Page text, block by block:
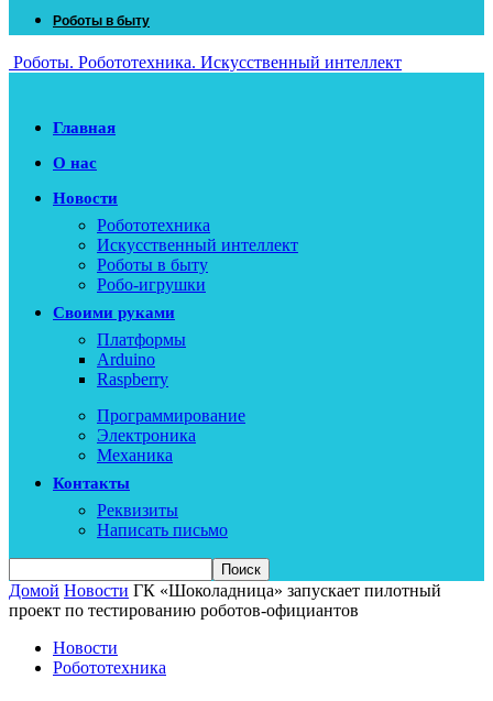
Роботы в быту
Роботы. Робототехника. Искусственный интеллект
Главная
О нас
Новости
Робототехника
Искусственный интеллект
Роботы в быту
Робо-игрушки
Своими руками
Платформы
Arduino
Raspberry
Программирование
Электроника
Механика
Контакты
Реквизиты
Написать письмо
Домой Новости ГК «Шоколадница» запускает пилотный
проект по тестированию роботов-официантов
Новости
Робототехника